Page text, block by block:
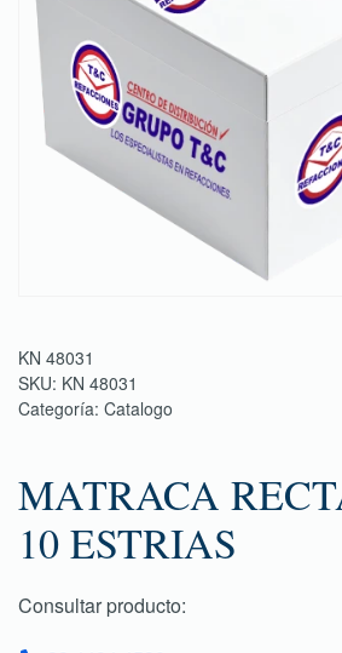
KN 48031
SKU: KN 48031
Categoría: Catalogo
MATRACA
10 ESTRIAS
Consultar producto: